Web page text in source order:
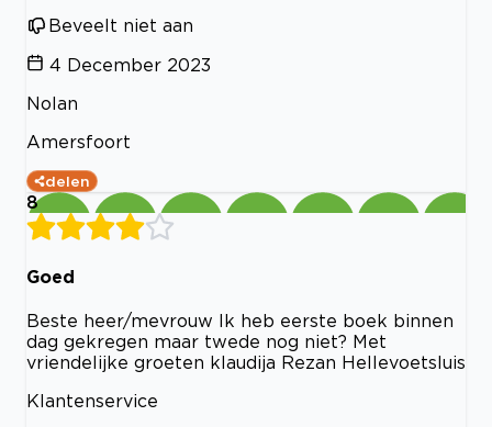
Beveelt niet aan
4 December 2023
Nolan
Amersfoort
delen
8
Goed
Beste heer/mevrouw Ik heb eerste boek binnen
dag gekregen maar twede nog niet? Met
vriendelijke groeten klaudija Rezan Hellevoetsluis
Klantenservice